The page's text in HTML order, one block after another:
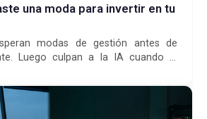
una moda para invertir en tu
modas de gestión antes de
Luego culpan a la IA cuando el